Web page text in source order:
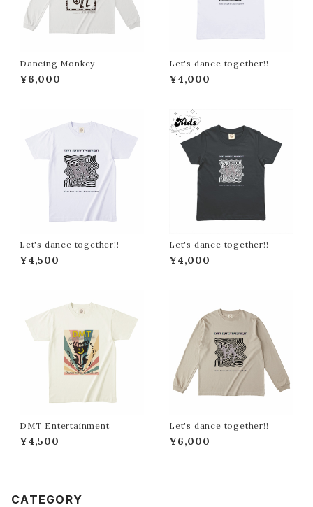
Dancing Monkey
¥6,000
Let's dance together!!
¥4,000
Let's dance together!!
¥4,500
Let's dance together!!
¥4,000
DMT Entertainment
¥4,500
Let's dance together!!
¥6,000
CATEGORY